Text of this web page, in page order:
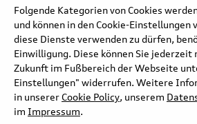
arbeitendes, aber höchst leistungsfähiges
Bezeichnung Torsen setzte sich aus den
torque (Drehmoment) und sensing
Torsen-Differenzial hatte sich in der
Hightech-Hinterachsgetriebe bewährt,
Mittendifferenzial weiter.
Folgende Kategorien von Cookies
und können in den Cookie-
diese Dienste verwenden zu dürfen,
Einwilligung. Diese können Sie
Zukunft im Fußbereich der Webseite
Einstellungen" widerrufen. Weitere
in unserer Cookie Policy, unserem
im Impressum.